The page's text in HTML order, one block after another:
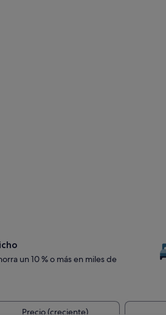
un 10 % o más en miles de
Precio (creciente)